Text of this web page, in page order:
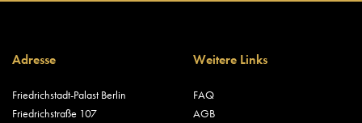
Adresse
Friedrichstadt-Palast Berlin
Friedrichstraße 107
Weitere Links
FAQ
AGB